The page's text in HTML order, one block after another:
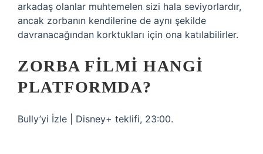
arkadaş olanlar muhtemelen sizi hala seviyorlardır,
ancak zorbanın kendilerine de aynı şekilde
davranacağından korktukları için ona katılabilirler.
ZORBA FILMI HANGI
PLATFORMDA?
Bully’yi İzle | Disney+ teklifi, 23:00.